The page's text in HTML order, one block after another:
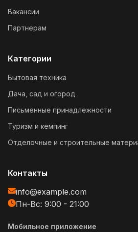
Вакансии
Партнерам
Категории
Бытовая техника
Дача, сад и огород
Письменные принадлежности
Туризм и кемпинг
Отделочные и строительные
Контакты
info@example.com
Пн-Вс: 9:00 - 21:00
Мобильное приложение